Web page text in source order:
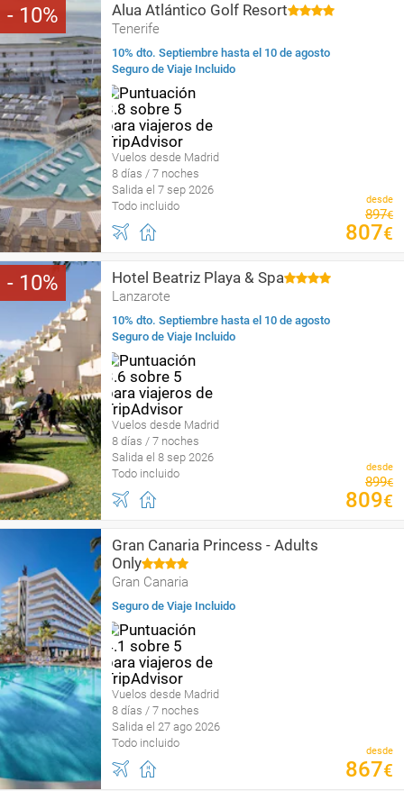
10 Alua Atlántico Golf Resort
Tenerife
10% dto. Septiembre hasta el 10 de agosto
Seguro de Viaje Incluido
Vuelos desde Madrid
8 días / 7 noches
Salida el 7 sep 2026
Todo incluido
desde
897€
807€
10 Hotel Beatriz Playa & Spa
Lanzarote
10% dto. Septiembre hasta el 10 de agosto
Seguro de Viaje Incluido
Vuelos desde Madrid
8 días / 7 noches
Salida el 8 sep 2026
Todo incluido
desde
899€
809€
Gran Canaria Princess - Adults
Only
Gran Canaria
Seguro de Viaje Incluido
Vuelos desde Madrid
8 días / 7 noches
Salida el 27 ago 2026
Todo incluido
desde
867€